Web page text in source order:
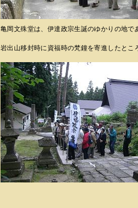
亀岡文殊堂は、伊達政宗生誕のゆかりの地で
岩出山移封時に資福時の梵鐘を寄進したとこ